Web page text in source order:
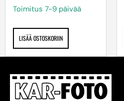
Toimitus 7-9 päivää
LISÄÄ OSTOSKORIIN